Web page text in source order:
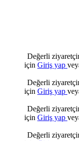
Değerli
için Giriş yap
Değerli
için Giriş yap
Değerli
için Giriş yap
Değerli